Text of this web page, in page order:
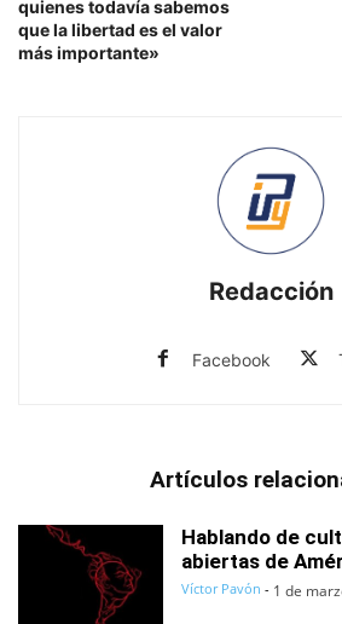
quienes todavía sabemos
que la libertad es el valor
más importante»
Redacción
Facebook
Artículos
Hablando de
abiertas de
Víctor Pavón - 1 de